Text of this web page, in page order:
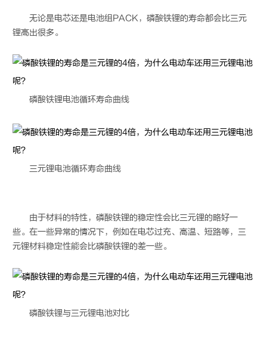
无论是电芯还是电池组PACK，磷酸铁锂的寿命都会比三元
锂高出很多。
磷酸铁锂电池循环寿命曲线
三元锂电池循环寿命曲线
由于材料的特性，磷酸铁锂的稳定性会比三元锂的略好一
些。在一些异常的情况下，例如在电芯过充、高温、短路等，三
元锂材料稳定性能会比磷酸铁锂的差一些。
磷酸铁锂与三元锂电池对比